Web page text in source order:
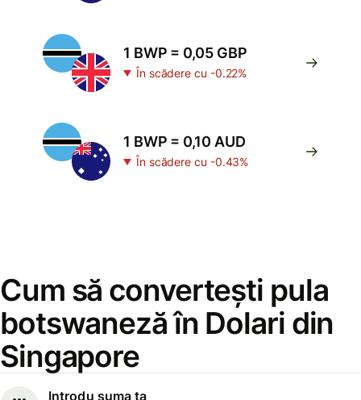
1 BWP = 0,05 GBP
În scădere cu -0.22%
1 BWP = 0,10 AUD
În scădere cu -0.43%
Cum să convertești pula
botswaneză în Dolari din
Singapore
Introdu suma ta